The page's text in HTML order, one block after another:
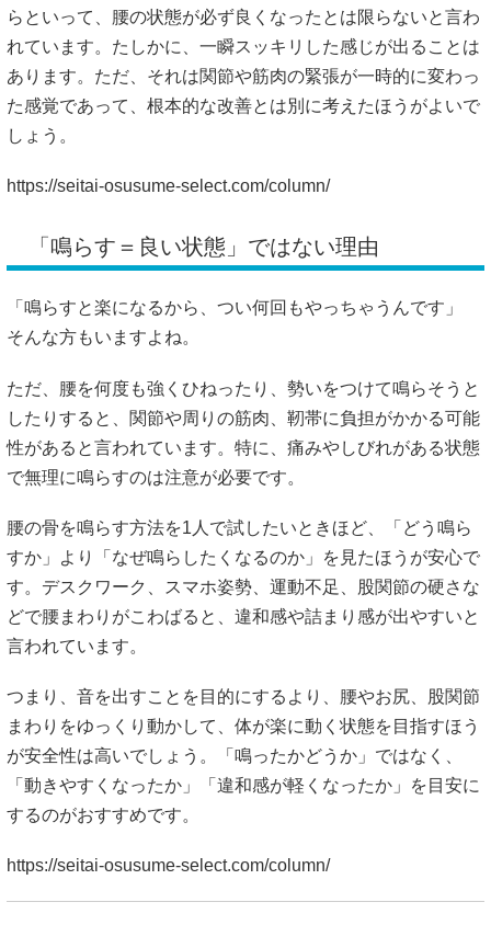
らといって、腰の状態が必ず良くなったとは限らないと言わ
れています。たしかに、一瞬スッキリした感じが出ることは
あります。ただ、それは関節や筋肉の緊張が一時的に変わっ
た感覚であって、根本的な改善とは別に考えたほうがよいで
しょう。
https://seitai-osusume-select.com/column/
「鳴らす＝良い状態」ではない理由
「鳴らすと楽になるから、つい何回もやっちゃうんです」
そんな方もいますよね。
ただ、腰を何度も強くひねったり、勢いをつけて鳴らそうと
したりすると、関節や周りの筋肉、靭帯に負担がかかる可能
性があると言われています。特に、痛みやしびれがある状態
で無理に鳴らすのは注意が必要です。
腰の骨を鳴らす方法を1人で試したいときほど、「どう鳴ら
すか」より「なぜ鳴らしたくなるのか」を見たほうが安心で
す。デスクワーク、スマホ姿勢、運動不足、股関節の硬さな
どで腰まわりがこわばると、違和感や詰まり感が出やすいと
言われています。
つまり、音を出すことを目的にするより、腰やお尻、股関節
まわりをゆっくり動かして、体が楽に動く状態を目指すほう
が安全性は高いでしょう。「鳴ったかどうか」ではなく、
「動きやすくなったか」「違和感が軽くなったか」を目安に
するのがおすすめです。
https://seitai-osusume-select.com/column/